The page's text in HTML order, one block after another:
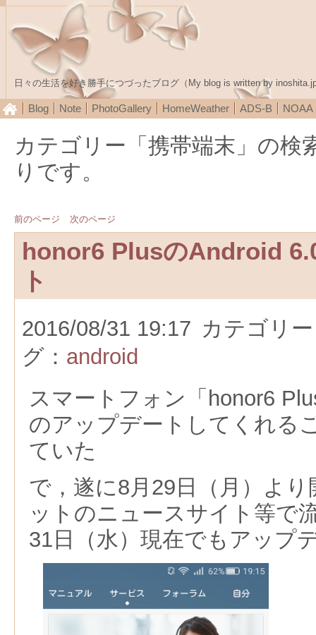
日々の生活を好き勝手につづったブログ（My blog is written by
Blog Note PhotoGallery HomeWeather ADS-B NOAA
カテゴリー「携帯端末」の検
りです。
前のページ 次のページ
honor6 PlusのAndroid
ト
2016/08/31 19:17 カテゴリ
グ： android
スマートフォン「honor6
のアップデートしてくれる
ていた
で，遂に8月29日（月）よ
ットのニュースサイト等で
31日（水）現在でもアップ